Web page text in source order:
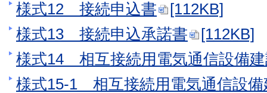
様式12 接続申込書
[112KB]
様式13 接続申込承諾書
[112KB]
様式14 相互接続用電気通信設備
様式15-1 相互接続用電気通信設備